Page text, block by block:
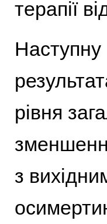
терапії
Наступну
рівня
з